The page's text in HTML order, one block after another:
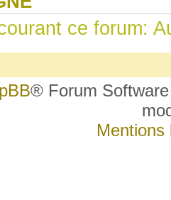
ce forum:
® Forum
Mentions